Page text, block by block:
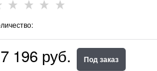
196 руб. Под заказ